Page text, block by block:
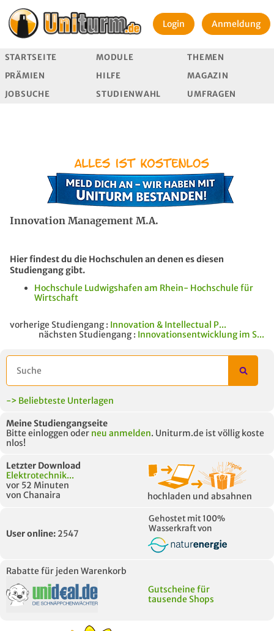
Login Anmeldung
STARTSEITE MODULE
THEMEN
PRÄMIEN
HILFE
MAGAZIN
JOBSUCHE
STUDIENWAHL UMFRAGEN
Innovation Management M.A.
Hier findest du die Hochschulen an denen es diesen
Studiengang gibt.
Hochschule Ludwigshafen am Rhein- Hochschule für
Wirtschaft
vorherige Studiengang : Innovation & Intellectual P...
nächsten Studiengang : Innovationsentwicklung im S...
-> Beliebteste Unterlagen
Meine Studiengangseite
Bitte einloggen oder neu anmelden. Uniturm.de ist völlig koste
nlos!
Letzter Download
Elektrotechnik...
vor 52 Minuten
von Chanaira
hochladen und absahnen
User online: 2547
Gehostet mit 100%
Wasserkraft von
Rabatte für jeden Warenkorb
Gutscheine für
tausende Shops